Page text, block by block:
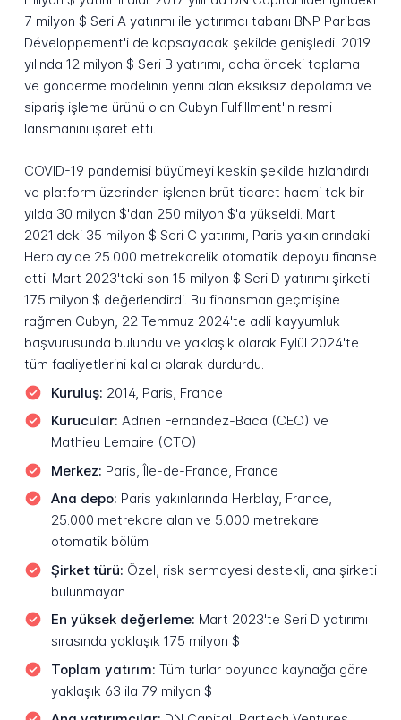
7 milyon $ Seri A yatırımı ile yatırımcı tabanı BNP Paribas
Développement'i de kapsayacak şekilde genişledi. 2019
yılında 12 milyon $ Seri B yatırımı, daha önceki toplama
ve gönderme modelinin yerini alan eksiksiz depolama ve
sipariş işleme ürünü olan Cubyn Fulfillment'ın resmi
lansmanını işaret etti.
COVID-19 pandemisi büyümeyi keskin şekilde hızlandırdı
ve platform üzerinden işlenen brüt ticaret hacmi tek bir
yılda 30 milyon $'dan 250 milyon $'a yükseldi. Mart
2021'deki 35 milyon $ Seri C yatırımı, Paris yakınlarındaki
Herblay'de 25.000 metrekarelik otomatik depoyu finanse
etti. Mart 2023'teki son 15 milyon $ Seri D yatırımı şirketi
175 milyon $ değerlendirdi. Bu finansman geçmişine
rağmen Cubyn, 22 Temmuz 2024'te adli kayyumluk
başvurusunda bulundu ve yaklaşık olarak Eylül 2024'te
tüm faaliyetlerini kalıcı olarak durdurdu.
Kuruluş: 2014, Paris, France
Kurucular: Adrien Fernandez-Baca (CEO) ve
Mathieu Lemaire (CTO)
Merkez: Paris, Île-de-France, France
Ana depo: Paris yakınlarında Herblay, France,
25.000 metrekare alan ve 5.000 metrekare
otomatik bölüm
Şirket türü: Özel, risk sermayesi destekli, ana şirketi
bulunmayan
En yüksek değerleme: Mart 2023'te Seri D yatırımı
sırasında yaklaşık 175 milyon $
Toplam yatırım: Tüm turlar boyunca kaynağa göre
yaklaşık 63 ila 79 milyon $